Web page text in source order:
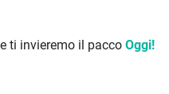
ti invieremo il pacco Oggi!